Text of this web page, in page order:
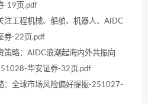
-19页.pdf
注工程机械、船舶、机器人、AIDC
券-22页.pdf
略：AIDC浪潮起海内外共振向
华安证券-32页.pdf
：全球市场风险偏好提振-251027-